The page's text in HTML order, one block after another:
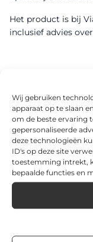
Wij gebruiken
apparaat op te slaan
om de beste ervaring
gepersonaliseerde
deze technologieën
ID's op deze site
toestemming intrekt,
bepaalde functies en
Het product is bij
inclusief advies